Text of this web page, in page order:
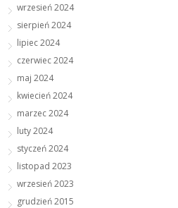
wrzesień 2024
sierpień 2024
lipiec 2024
czerwiec 2024
maj 2024
kwiecień 2024
marzec 2024
luty 2024
styczeń 2024
listopad 2023
wrzesień 2023
grudzień 2015